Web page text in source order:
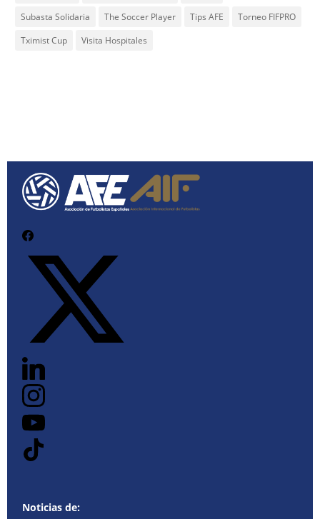
Subasta Solidaria
The Soccer Player Tips AFE
Torneo FIFPRO
Tximist Cup
Visita Hospitales
Noticias de: